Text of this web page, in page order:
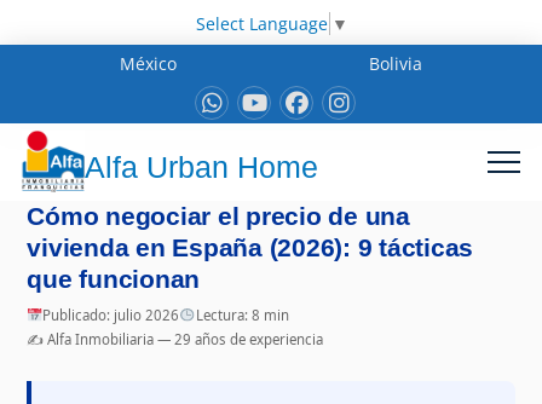
Select Language ▼
México
Bolivia
Alfa Urban Home
Cómo negociar el precio de una
vivienda en España (2026): 9 tácticas
que funcionan
Publicado: julio 2026
Lectura: 8 min
✍️ Alfa Inmobiliaria — 29 años de experiencia